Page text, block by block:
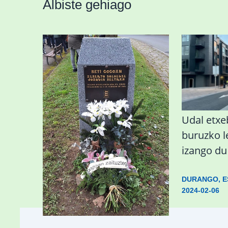
Albiste gehiago
«Azkenengo 40 urteetan
Zaldibar jo zuen
ingurumen-
hondamendirik larriena»
ESKUALDEA,ZALDIBAR/2024-02-
06
Udal
buruzko
izango
DURANGO,
2024-02-06